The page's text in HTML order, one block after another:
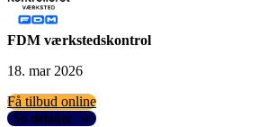
FDM værkstedskontrol
18. mar 2026
Få tilbud online
Se detaljer